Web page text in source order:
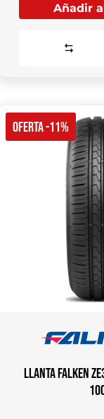
Añadir
OFERTA -11%
Llanta FALKEN